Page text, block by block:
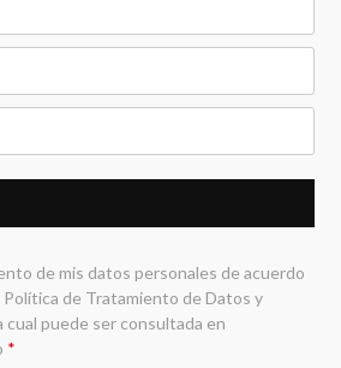
de mis datos personales de acuerdo
Política de Tratamiento de Datos y
cual puede ser consultada en
*